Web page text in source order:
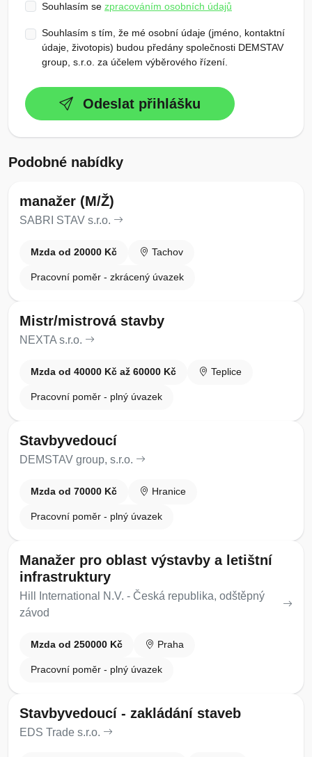
Souhlasím se zpracováním osobních údajů
Souhlasím s tím, že mé osobní údaje (jméno, kontaktní
údaje, životopis) budou předány společnosti DEMSTAV
group, s.r.o. za účelem výběrového řízení.
Odeslat přihlášku
Podobné nabídky
manažer (M/Ž)
SABRI STAV s.r.o.
Mzda od 20000 Kč Tachov
Pracovní poměr - zkrácený úvazek
Mistr/mistrová stavby
NEXTA s.r.o.
Mzda od 40000 Kč až 60000 Kč Teplice
Pracovní poměr - plný úvazek
Stavbyvedoucí
DEMSTAV group, s.r.o.
Mzda od 70000 Kč Hranice
Pracovní poměr - plný úvazek
Manažer pro oblast výstavby a letištní
infrastruktury
Hill International N.V. - Česká republika, odštěpný
závod
Mzda od 250000 Kč Praha
Pracovní poměr - plný úvazek
Stavbyvedoucí - zakládání staveb
EDS Trade s.r.o.